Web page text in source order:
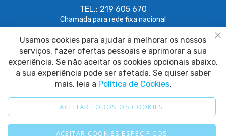
TEL.: 219 605 670
Chamada para rede fixa nacional
geral@papagaiosempenas.com
2025 © Papagaio sem Penas. Todos os direitos reservados.
Usamos cookies para ajudar a melhorar os nossos
serviços, fazer ofertas pessoais e aprimorar a sua
experiência. Se não aceitar os cookies opcionais abaixo,
a sua experiência pode ser afetada. Se quiser saber
mais, leia a Política de Cookies.
ACEITAR TODOS OS COOKIES
ACEITAR COOKIES ESPECÍFICOS